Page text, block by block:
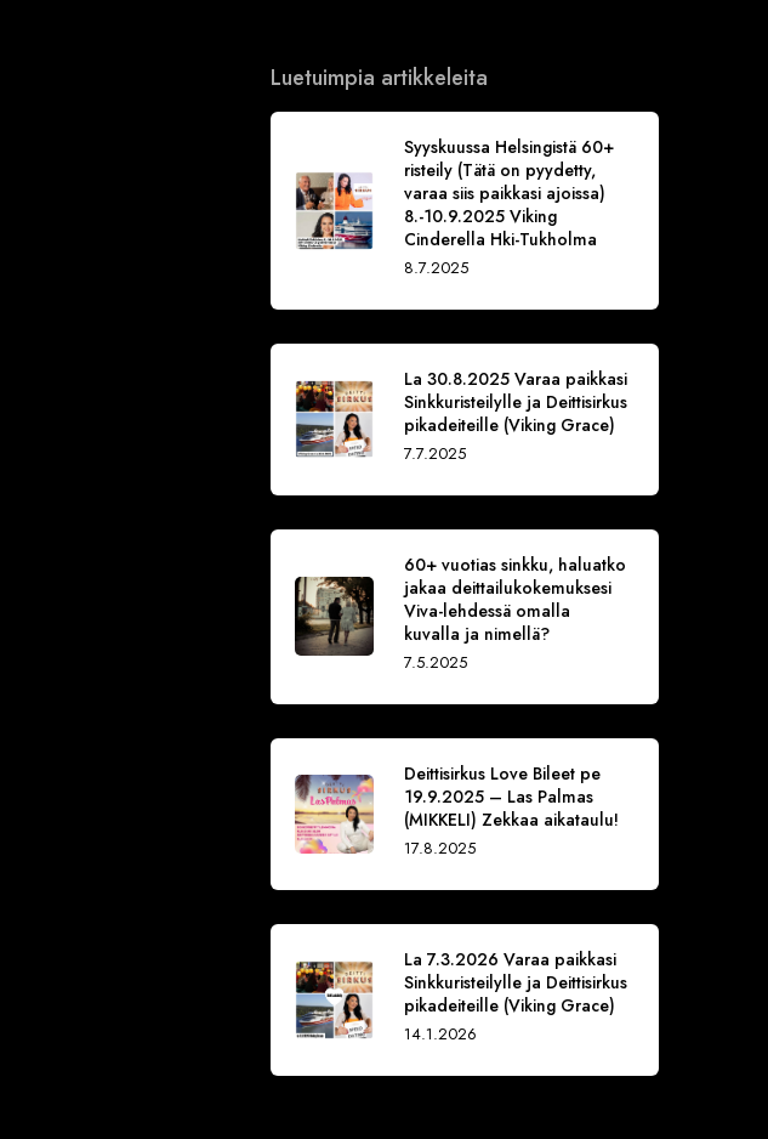
Luetuimpia artikkeleita
Syyskuussa Helsingistä 60+
risteily (Tätä on pyydetty,
varaa siis paikkasi ajoissa)
8.-10.9.2025 Viking
Cinderella Hki-Tukholma
8.7.2025
La 30.8.2025 Varaa paikkasi
Sinkkuristeilylle ja Deittisirkus
pikadeiteille (Viking Grace)
7.7.2025
60+ vuotias sinkku, haluatko
jakaa deittailukokemuksesi
Viva-lehdessä omalla
kuvalla ja nimellä?
7.5.2025
Deittisirkus Love Bileet pe
19.9.2025 – Las Palmas
(MIKKELI) Zekkaa aikataulu!
17.8.2025
La 7.3.2026 Varaa paikkasi
Sinkkuristeilylle ja Deittisirkus
pikadeiteille (Viking Grace)
14.1.2026